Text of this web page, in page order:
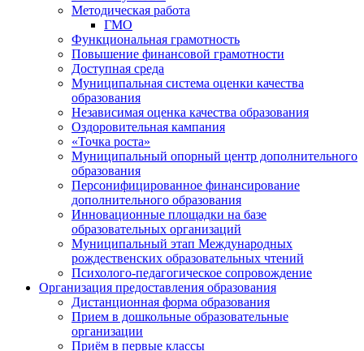
Методическая работа
ГМО
Функциональная грамотность
Повышение финансовой грамотности
Доступная среда
Муниципальная система оценки качества
образования
Независимая оценка качества образования
Оздоровительная кампания
«Точка роста»
Муниципальный опорный центр дополнительного
образования
Персонифицированное финансирование
дополнительного образования
Инновационные площадки на базе
образовательных организаций
Муниципальный этап Международных
рождественских образовательных чтений
Психолого-педагогическое сопровождение
Организация предоставления образования
Дистанционная форма образования
Прием в дошкольные образовательные
организации
Приём в первые классы